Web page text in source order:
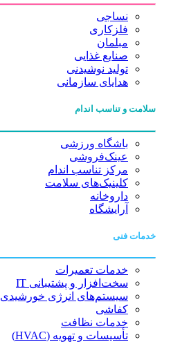
نساجی
فلزکاری
مبلمان
صنایع غذایی
تولید نوشیدنی
هدایای سازمانی
سلامت و تناسب اندام
باشگاه ورزشی
عینک‌فروشی
مرکز تناسب اندام
کلینیک‌های سلامت
داروخانه
آرایشگاه
خدمات فنی
خدمات تعمیرات
سخت‌افزار و پشتیبانی IT
سیستم‌های انرژی خورشیدی
کفاشی
خدمات نظافت
تأسیسات و تهویه (HVAC)